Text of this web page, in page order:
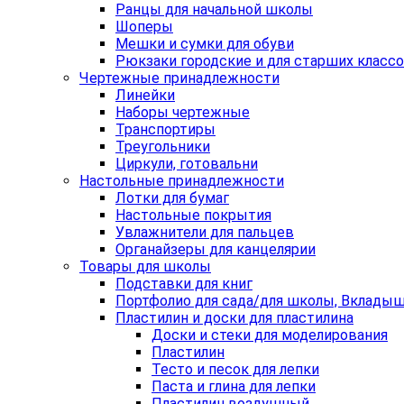
Ранцы для начальной школы
Шоперы
Мешки и сумки для обуви
Рюкзаки городские и для старших
Чертежные принадлежности
Линейки
Наборы чертежные
Транспортиры
Треугольники
Циркули, готовальни
Настольные принадлежности
Лотки для бумаг
Настольные покрытия
Увлажнители для пальцев
Органайзеры для канцелярии
Товары для школы
Подставки для книг
Портфолио для сада/для школы,
Пластилин и доски для пластилина
Доски и стеки для моделирования
Пластилин
Тесто и песок для лепки
Паста и глина для лепки